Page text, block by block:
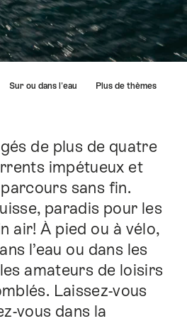
Sur ou dans l'eau Plus de thèmes
de plus de quatre
impétueux et
sans fin.
paradis pour les
air! À pied ou à vélo,
l’eau ou dans les
amateurs de loisirs
Laissez-vous
vous dans la